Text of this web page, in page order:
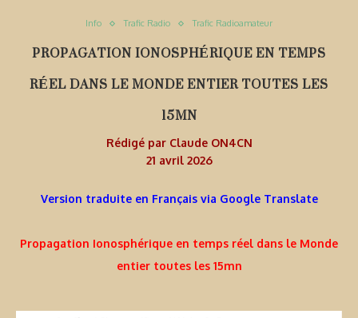
Info Trafic Radio Trafic Radioamateur
PROPAGATION IONOSPHÉRIQUE EN TEMPS
RÉEL DANS LE MONDE ENTIER TOUTES LES
15MN
Rédigé par Claude ON4CN
21 avril 2026
Version traduite en Français via Google Translate
Propagation Ionosphérique en temps réel dans le Monde
entier toutes les 15mn